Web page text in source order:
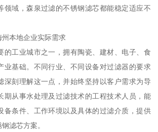
资源，多年来持续为全国乃至全球客户提供可
服务。
与创新
工业过滤系统中的核心元件，其品质直接决定
命。森泉过滤在反吹不锈钢滤芯的生产上，严
程。公司引进了德国先进的生产设备，并建立
间和现代化无菌实验室。高学术背景的技术团
作，在材料选择、结构设计、焊接工艺等环节
生产的反吹不锈钢滤芯在耐腐蚀性、抗压强度